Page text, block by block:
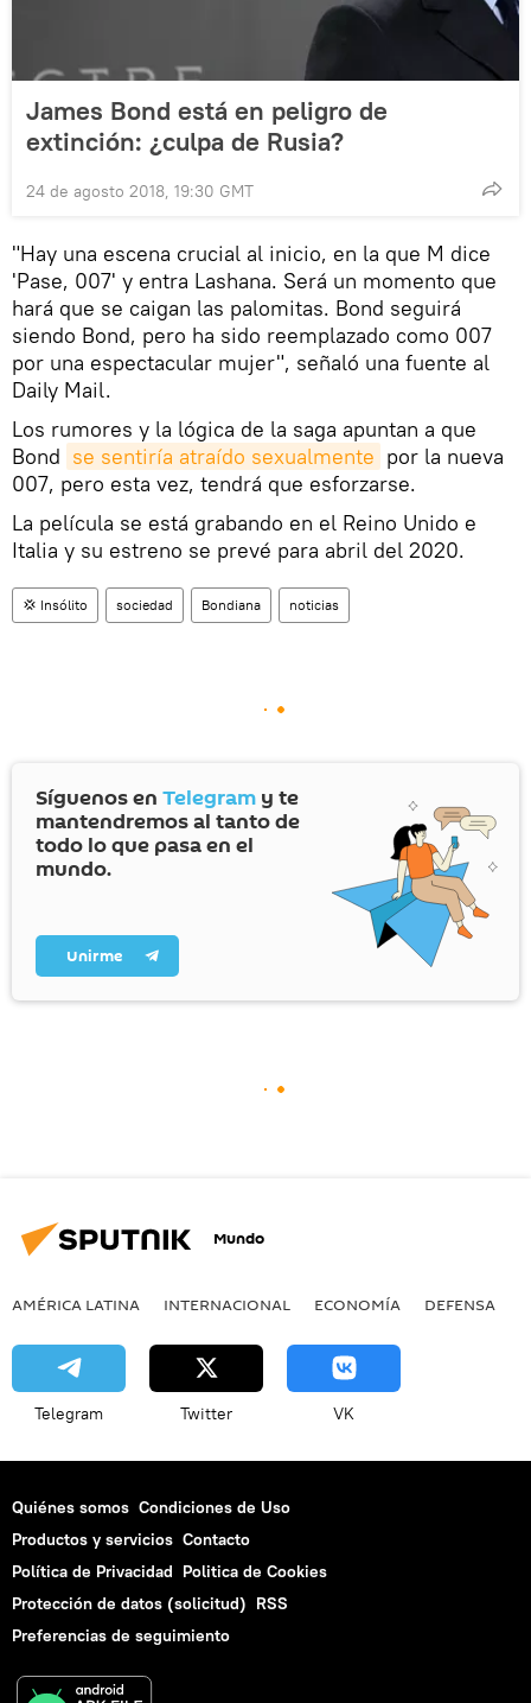
James Bond está en peligro de
extinción: ¿culpa de Rusia?
24 de agosto 2018, 19:30 GMT
"Hay una escena crucial al inicio, en la que M dice
'Pase, 007' y entra Lashana. Será un momento que
hará que se caigan las palomitas. Bond seguirá
siendo Bond, pero ha sido reemplazado como 007
por una espectacular mujer", señaló una fuente al
Daily Mail.
Los rumores y la lógica de la saga apuntan a que
Bond se sentiría atraído sexualmente por la nueva
007, pero esta vez, tendrá que esforzarse.
La película se está grabando en el Reino Unido e
Italia y su estreno se prevé para abril del 2020.
💢 Insólito sociedad Bondiana noticias
Síguenos en Telegram y te
mantendremos al tanto de
todo lo que pasa en el
mundo.
Unirme
Mundo
AMÉRICA LATINA INTERNACIONAL ECONOMÍA DEFENSA
Telegram Twitter VK
Quiénes somos Condiciones de Uso
Productos y servicios Contacto
Política de Privacidad Politica de Cookies
Protección de datos (solicitud) RSS
Preferencias de seguimiento